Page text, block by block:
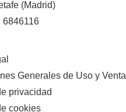
(Madrid)
6846116
Generales de Uso y Venta
privacidad
cookies